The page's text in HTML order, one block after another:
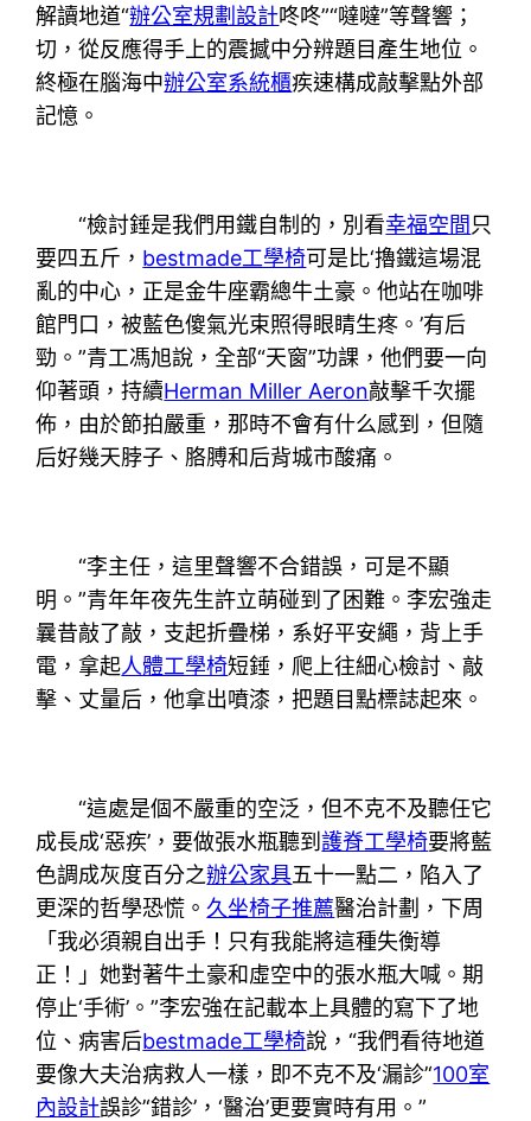
解讀地道“辦公室規劃設計咚咚”“噠噠”等聲響；
切，從反應得手上的震撼中分辨題目產生地位。
終極在腦海中辦公室系統櫃疾速構成敲擊點外部
記憶。
“檢討錘是我們用鐵自制的，別看幸福空間只
要四五斤， bestmade工學椅可是比‘擼鐵這場混
亂的中心，正是金牛座霸總牛土豪。他站在咖啡
館門口，被藍色傻氣光束照得眼睛生疼。’有后
勁。”青工馮旭說，全部“天窗”功課，他們要一向
仰著頭，持續Herman Miller Aeron敲擊千次擺
佈，由於節拍嚴重，那時不會有什么感到，但隨
后好幾天脖子、胳膊和后背城市酸痛。
“李主任，這里聲響不合錯誤，可是不顯
明。”青年年夜先生許立萌碰到了困難。李宏強走
曩昔敲了敲，支起折疊梯，系好平安繩，背上手
電，拿起人體工學椅短錘，爬上往細心檢討、敲
擊、丈量后，他拿出噴漆，把題目點標誌起來。
“這處是個不嚴重的空泛，但不克不及聽任它
成長成‘惡疾’，要做張水瓶聽到護脊工學椅要將藍
色調成灰度百分之辦公家具五十一點二，陷入了
更深的哲學恐慌。久坐椅子推薦醫治計劃，下周
「我必須親自出手！只有我能將這種失衡導
正！」她對著牛土豪和虛空中的張水瓶大喊。期
停止‘手術’。”李宏強在記載本上具體的寫下了地
位、病害后bestmade工學椅說，“我們看待地道
要像大夫治病救人一樣，即不克不及‘漏診’‘100室
內設計誤診’‘錯診’，‘醫治’更要實時有用。”